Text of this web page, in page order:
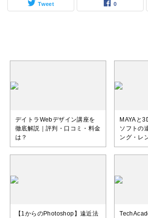
Tweet 0
デイトラWebデザイン講座を
徹底解説｜評判・口コミ・料金
は？
MAYAと
ソフトの
ング・レ
【1からのPhotoshop】遠近法